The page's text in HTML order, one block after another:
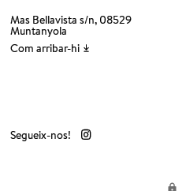
Mas Bellavista s/n, 08529
Muntanyola
Com arribar-hi
Segueix-nos!
lock